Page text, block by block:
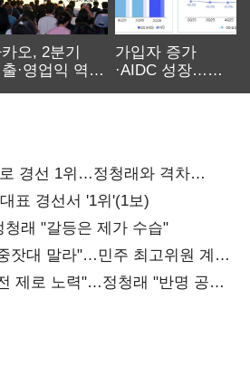
오, 2분기
·영업익 역대
가입자 증가
·AIDC 성장…
경선 1위…정청래와 격차
표 경선서 '1위'(1보)
래 "갈등은 제가 수습"
잣대 말라"…민주 최고위원 계파
제로 노력"…정청래 "반명 공세